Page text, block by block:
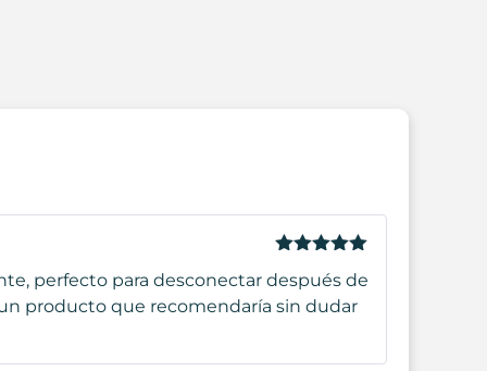
con5de 5
perfecto para desconectar después de
producto que recomendaría sin dudar